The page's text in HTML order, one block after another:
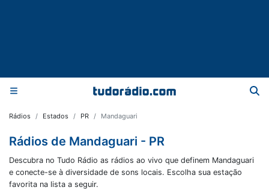
Rádios Estados PR Mandaguari
Rádios de Mandaguari - PR
Descubra no Tudo Rádio as rádios ao vivo que definem Mandaguari
e conecte-se à diversidade de sons locais. Escolha sua estação
favorita na lista a seguir.